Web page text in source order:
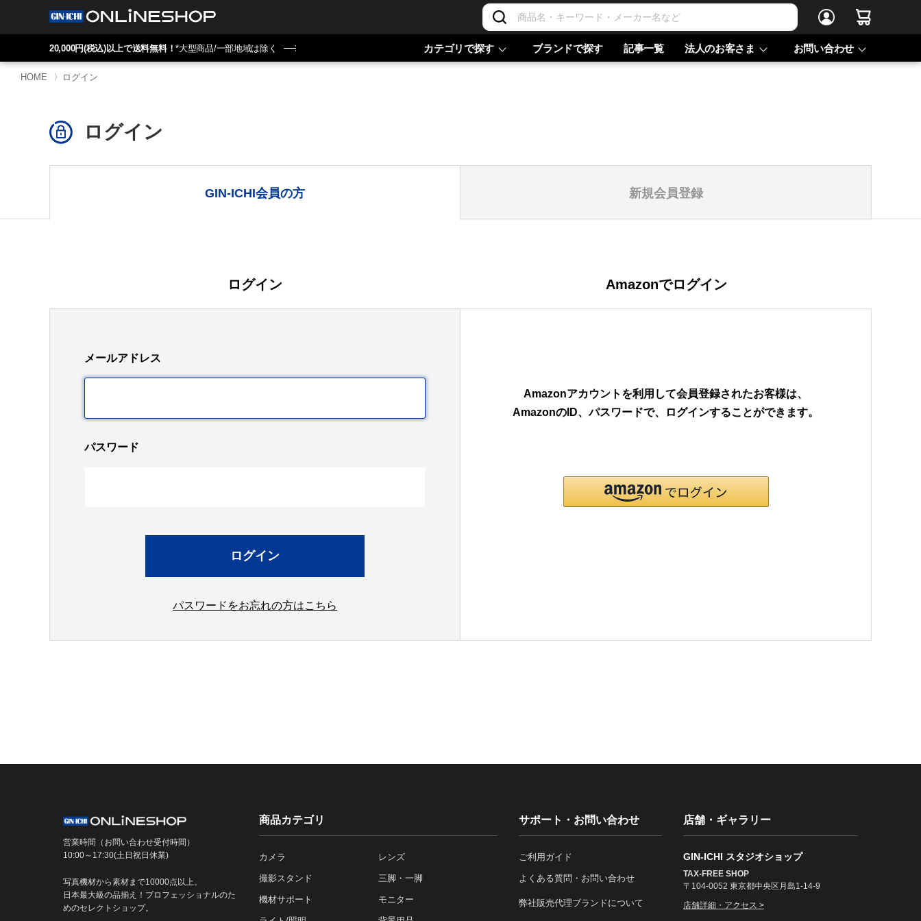
20,000円(税込)以上で送料無料！*大型商品/一部地域は除く カテゴリで探す ブランドで探す 記事一覧 法人のお客さま お問い合わせ
HOME 〉 ログイン
ログイン
GIN-ICHI会員の方 新規会員登録
ログイン
メールアドレス
パスワード
パスワードをお忘れの方はこちら
Amazonでログイン
Amazonアカウントを利用して会員登録されたお客様は、
AmazonのID、パスワードで、ログインすることができます。
営業時間（お問い合わせ受付時間）
10:00～17:30(土日祝日休業)
写真機材から素材まで10000点以上。
日本最大級の品揃え！プロフェッショナルのた
めのセレクトショップ。
商品カテゴリ
カメラ レンズ
撮影スタンド 三脚・一脚
機材サポート モニター
サポート・お問い合わせ
ご利用ガイド
よくある質問・お問い合わせ
弊社販売代理ブランドについて
店舗・ギャラリー
GIN-ICHI スタジオショップ
TAX-FREE SHOP
〒104-0052 東京都中央区月島1-14-9
店舗詳細・アクセス >